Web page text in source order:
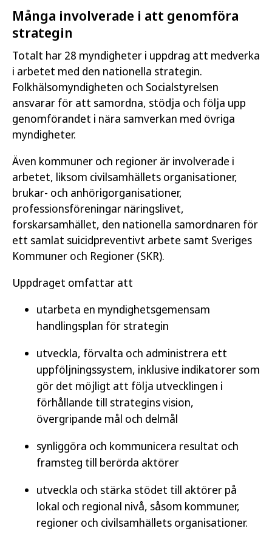
Många involverade i att genomföra
strategin
Totalt har 28 myndigheter i uppdrag att medverka
i arbetet med den nationella strategin.
Folkhälsomyndigheten och Socialstyrelsen
ansvarar för att samordna, stödja och följa upp
genomförandet i nära samverkan med övriga
myndigheter.
Även kommuner och regioner är involverade i
arbetet, liksom civilsamhällets organisationer,
brukar- och anhörigorganisationer,
professionsföreningar näringslivet,
forskarsamhället, den nationella samordnaren för
ett samlat suicidpreventivt arbete samt Sveriges
Kommuner och Regioner (SKR).
Uppdraget omfattar att
utarbeta en myndighetsgemensam
handlingsplan för strategin
utveckla, förvalta och administrera ett
uppföljningssystem, inklusive indikatorer som
gör det möjligt att följa utvecklingen i
förhållande till strategins vision,
övergripande mål och delmål
synliggöra och kommunicera resultat och
framsteg till berörda aktörer
utveckla och stärka stödet till aktörer på
lokal och regional nivå, såsom kommuner,
regioner och civilsamhällets organisationer.